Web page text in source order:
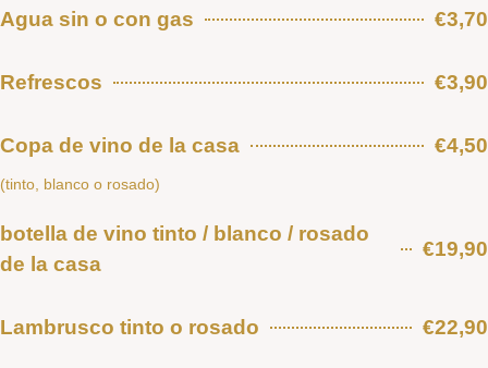
Agua sin o con gas €3,70
Refrescos €3,90
Copa de vino de la casa €4,50
(tinto, blanco o rosado)
botella de vino tinto / blanco / rosado
de la casa
€19,90
Lambrusco tinto o rosado €22,90